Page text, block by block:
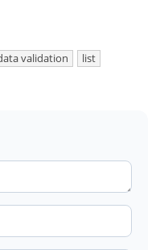
validation
list